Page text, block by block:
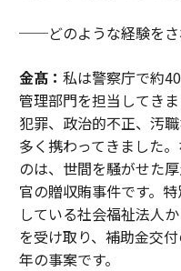
──どのような経験をさ
金髙： 私は警察庁で約
管理部門を担当してき
犯罪、政治的不正、汚
多く携わってきました
のは、世間を騒がせた
官の贈収賄事件です。
している社会福祉法人
を受け取り、補助金交
年の事案です。